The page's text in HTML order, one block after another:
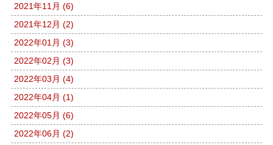
2021年11月 (6)
2021年12月 (2)
2022年01月 (3)
2022年02月 (3)
2022年03月 (4)
2022年04月 (1)
2022年05月 (6)
2022年06月 (2)